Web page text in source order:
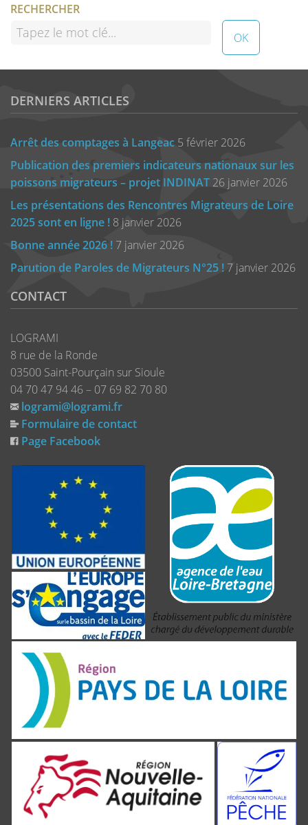
RECHERCHER
DERNIERS ARTICLES
Arrêt des comptages à Langeac 5 février 2026
Publication des premiers indicateurs nationaux sur les
poissons migrateurs – projet INDINAT 26 janvier 2026
Les présentations des Rencontres Migrateurs de Loire
2025 sont en ligne ! 8 janvier 2026
Bonne année 2026 ! 7 janvier 2026
Parution de Paroles de Migrateurs N°25 ! 7 janvier 2026
CONTACT
LOGRAMI
8 rue de la Ronde
03500 Saint-Pourçain sur Sioule
04 70 47 94 46 – 07 69 82 70 80
logrami@logrami.fr
Formulaire de contact
Page Facebook